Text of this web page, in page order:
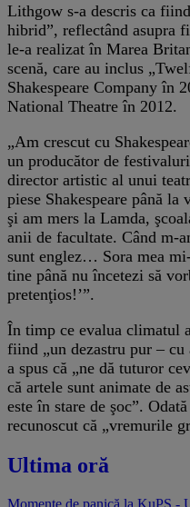
Lithgow s-a descris ca
hibrid”, reflectând asupra
le-a realizat în Marea
scenă, care au inclus
Shakespeare Company în
National Theatre în 2012.
„Am crescut cu
un producător de
director artistic al unui
piese Shakespeare până
şi am mers la Lamda,
anii de facultate. Când m-
sunt englez… Sora mea
tine până nu încetezi să
pretenţios!’”.
În timp ce evalua climatul
fiind „un dezastru pur –
a spus că „ne dă tuturor
că artele sunt animate de
este în stare de şoc”.
recunoscut că „vremurile
Ultima oră
Momente de panică la KuPS -